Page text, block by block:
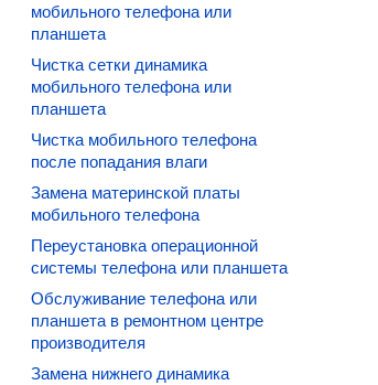
мобильного телефона или
планшета
Чистка сетки динамика
мобильного телефона или
планшета
Чистка мобильного телефона
после попадания влаги
Замена материнской платы
мобильного телефона
Переустановка операционной
системы телефона или планшета
Обслуживание телефона или
планшета в ремонтном центре
производителя
Замена нижнего динамика